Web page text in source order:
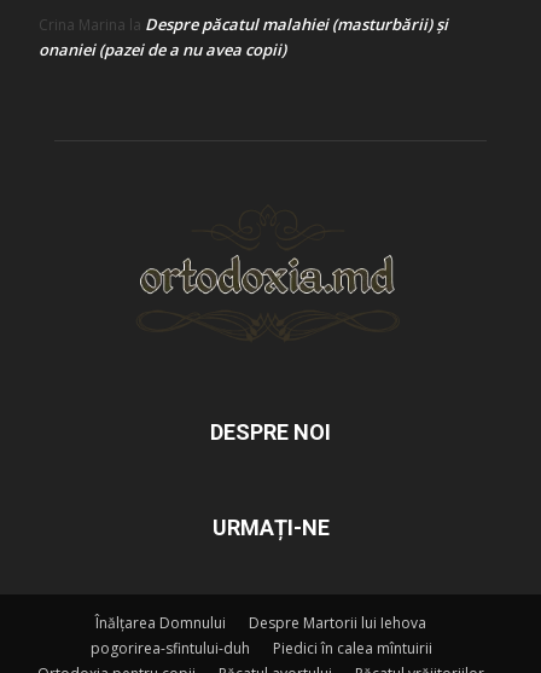
Crina Marina la Despre păcatul malahiei (masturbării) şi
onaniei (pazei de a nu avea copii)
DESPRE NOI
URMAȚI-NE
Înălțarea Domnului
Despre Martorii lui Iehova
pogorirea-sfintului-duh
Piedici în calea mîntuirii